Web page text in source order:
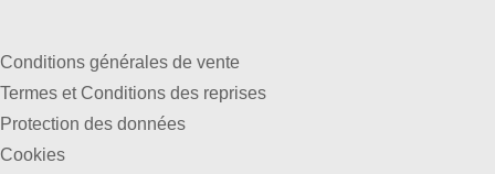
Conditions générales de vente
Termes et Conditions des reprises
Protection des données
Cookies